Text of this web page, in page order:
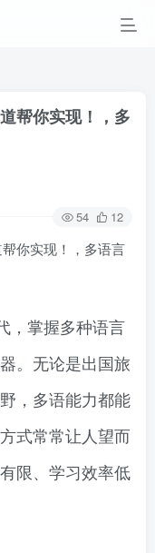
帮你实现！，多
54 12
你实现！，多语言
，掌握多种语言
。无论是出国旅
，多语能力都能
式常常让人望而
限、学习效率低